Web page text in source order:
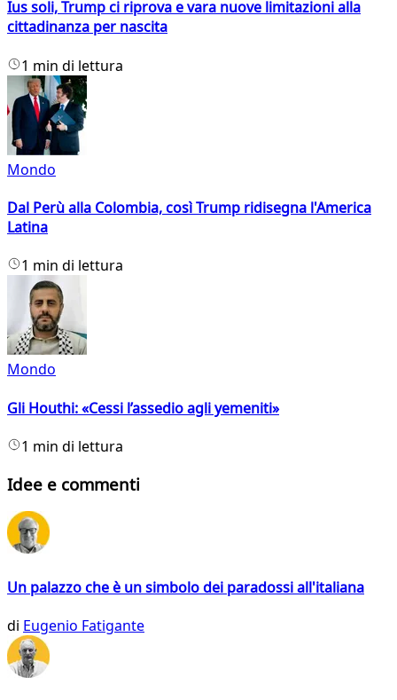
Ius soli, Trump ci riprova e vara nuove limitazioni alla
cittadinanza per nascita
1 min di lettura
Mondo
Dal Perù alla Colombia, così Trump ridisegna l'America
Latina
1 min di lettura
Mondo
Gli Houthi: «Cessi l’assedio agli yemeniti»
1 min di lettura
Idee e commenti
Un palazzo che è un simbolo dei paradossi all'italiana
di Eugenio Fatigante